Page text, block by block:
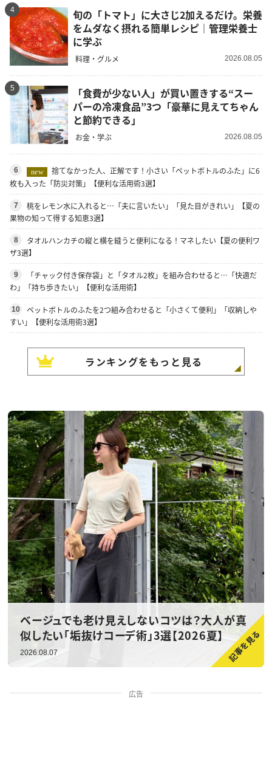
4
旬の「トマト」に大さじ2加えるだけ。栄養
をムダなく摂れる簡単レシピ｜管理栄養士
に学ぶ
料理・グルメ 2026.08.05
5
「食費が少ない人」が買い置きする“スー
パーの冷凍食品”3つ「豪華に見えてちゃん
と節約できる」
お金・学ぶ 2026.08.05
6 new
捨てなかった人、正解です！小さい「ペットボトルのふた」に6
枚も入った「防災対策」【便利な活用術3選】
7
桃をレモン水に入れると…「夫に言いたい」「見た目がきれい」【夏の
果物の知って得する知恵3選】
8
タオルハンカチの縦と横を縫うと便利になる！マネしたい【夏の便利ワ
ザ3選】
9
「チャック付き保存袋」と「タオル2枚」を組み合わせると…「快適だ
わ」「持ち歩きたい」【便利な活用術】
10
ペットボトルのふたを2つ組み合わせると「小さくて便利」「収納しや
すい」【便利な活用術3選】
ランキングをもっと見る
ベージュでも老け見えしないコツは？大人が真
似したい「垢抜けコーデ術」3選【2026夏】
2026.08.07
広告